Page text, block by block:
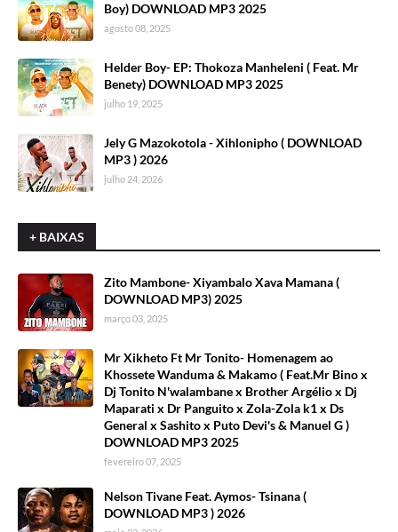
Boy) DOWNLOAD MP3 2025
agosto 08, 2025
Helder Boy- EP: Thokoza Manheleni ( Feat. Mr
Benety) DOWNLOAD MP3 2025
julho 19, 2025
Jely G Mazokotola - Xihlonipho ( DOWNLOAD
MP3 ) 2026
julho 24, 2026
+ BAIXAS
Zito Mambone- Xiyambalo Xava Mamana (
DOWNLOAD MP3) 2025
março 03, 2025
Mr Xikheto Ft Mr Tonito- Homenagem ao
Khossete Wanduma & Makamo ( Feat.Mr Bino x
Dj Tonito N'walambane x Brother Argélio x Dj
Maparati x Dr Panguito x Zola-Zola k1 x Ds
General x Sashito x Puto Devi's & Manuel G )
DOWNLOAD MP3 2025
fevereiro 07, 2025
Nelson Tivane Feat. Aymos- Tsinana (
DOWNLOAD MP3 ) 2026